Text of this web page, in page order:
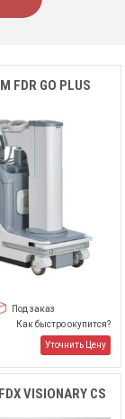
FDR GO PLUS
Под заказ
Как быстро окупится?
Уточнить Цену
VISIONARY CS